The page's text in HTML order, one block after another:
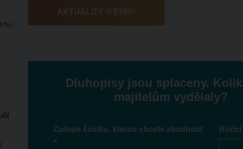
AKTUALITY O EMISI
Dluhopisy jsou splaceny.
majitelům vydělaly?
Zadejte částku, kterou chcete zhodnotit
*